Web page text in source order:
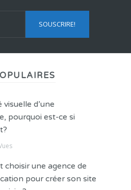
visuelle d’une
pourquoi est-ce si
choisir une agence de
pour créer son site